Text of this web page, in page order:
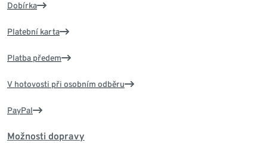
Dobírka
Platební karta
Platba předem
V hotovosti při osobním odběru
PayPal
Možnosti dopravy